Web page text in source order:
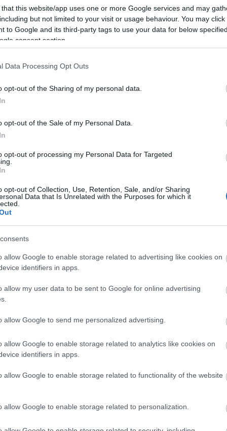
that this website/app uses one or more Google services and may
but not limited to your visit or usage behaviour. You may
to Google and its third-party tags to use your data for below
consent section.
Data Processing Opt Outs
opt-out of the Sharing of my personal data.
opt-out of the Sale of my Personal Data.
opt-out of processing my Personal Data for Targeted
opt-out of Collection, Use, Retention, Sale, and/or Sharing
Data that Is Unrelated with the Purposes for which it
allow Google to enable storage related to advertising like cookies on
identifiers in apps.
allow my user data to be sent to Google for online advertising
allow Google to send me personalized advertising.
allow Google to enable storage related to analytics like cookies on
identifiers in apps.
allow Google to enable storage related to functionality of the website
allow Google to enable storage related to personalization.
generálhatják ügyfeleik számára.
Hirdetési Kampányok Tervezése és Indítása
lépés a hirdetési kampányok megtervezése és
kidolgozzák a kampányok stratégiáját,
célközönséget, és elkészítik a hirdetésszövegeket.
futása közben és azok lezárulta után az
és elemzik az eredményeket. Az adatok
finomhangolását és a jövőbeni stratégiák
kezelése az ügynökségek mindennapjainak
munkatársai rendszeresen kommunikálnak
Képzés és Fejlődés
világa folyamatosan változik, ezért az
is lépést kell tartaniuk az újdonságokkal.
és workshopokon vesznek részt, hogy
trendekkel és technológiákkal
szemhéjplasztika
hasplasztikaorrplasztikaarcplasztika
BLOGAJÁNLÓ
Nem mindennapi jelenet zavarta meg a Las
meghatározó vezére, Kirk Cousins irányító és
Maxx Crosby defensive end között komoly
fajult tettlegességig, jól mutatta, milyen…
FEEDEK